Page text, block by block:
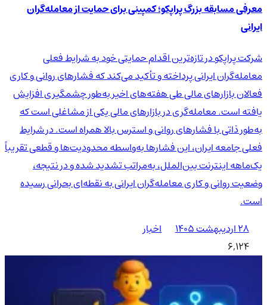
معرفی مسابقه بزرگ پراپکو؛ کمپینی برای حمایت از معامله‌گران
ایرانی
شرکت پراپکو در تازه‌ترین اقدام حمایتی خود به شرایط فعلی
معامله‌گران ایرانی پرداخته و تأکید می‌کند که فشارهای روانی و کاری
فعالان بازارهای مالی طی هفته‌های اخیر به‌طور چشمگیری افزایش
یافته است. معامله‌گری در بازارهای مالی یکی از مشاغلی است که
به‌طور ذاتی با فشارهای روانی و استرس بالا همراه است. در شرایط
فعلی جامعه ایران، این فشارها به‌واسطه محدودیت‌ها و قطعی تقریباً
یک‌ماهه اینترنت بین‌الملل، به‌مراتب تشدید شده و در نتیجه،
وضعیت روانی و کاری معامله‌گران ایرانی به نقطه‌ای بحرانی رسیده
است.
۲۸ اردیبهشت ۱۴۰۵
اخبار
6,124